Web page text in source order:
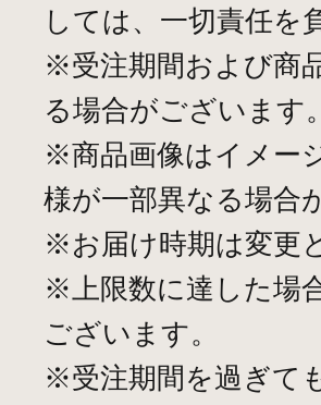
しては、一切責任を
※受注期間および商
る場合がございます。
※商品画像はイメー
様が一部異なる場合
※お届け時期は変更
※上限数に達した場
ございます。
※受注期間を過ぎて